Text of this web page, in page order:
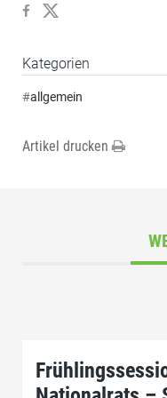
Kategorien
#allgemein
Artikel drucken